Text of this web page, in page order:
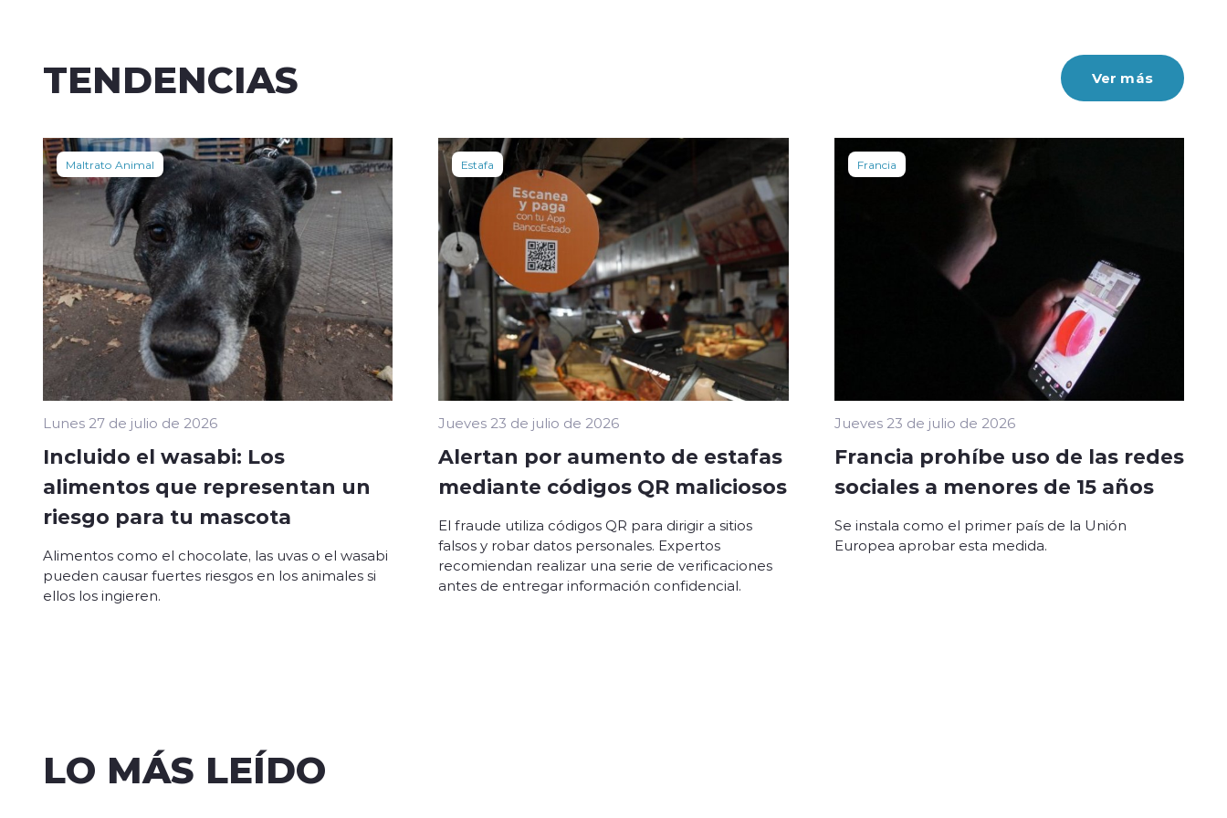
TENDENCIAS Ver más
Maltrato Animal
Lunes 27 de julio de 2026
Incluido el wasabi: Los
alimentos que representan un
riesgo para tu mascota
Alimentos como el chocolate, las uvas o el wasabi
pueden causar fuertes riesgos en los animales si
ellos los ingieren.
Estafa
Jueves 23 de julio de 2026
Alertan por aumento de estafas
mediante códigos QR maliciosos
El fraude utiliza códigos QR para dirigir a sitios
falsos y robar datos personales. Expertos
recomiendan realizar una serie de verificaciones
antes de entregar información confidencial.
Francia
Jueves 23 de julio de 2026
Francia prohíbe uso de las redes
sociales a menores de 15 años
Se instala como el primer país de la Unión
Europea aprobar esta medida.
LO MÁS LEÍDO